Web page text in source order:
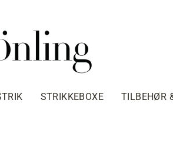
STRIKKEBOXE TILBEHØR